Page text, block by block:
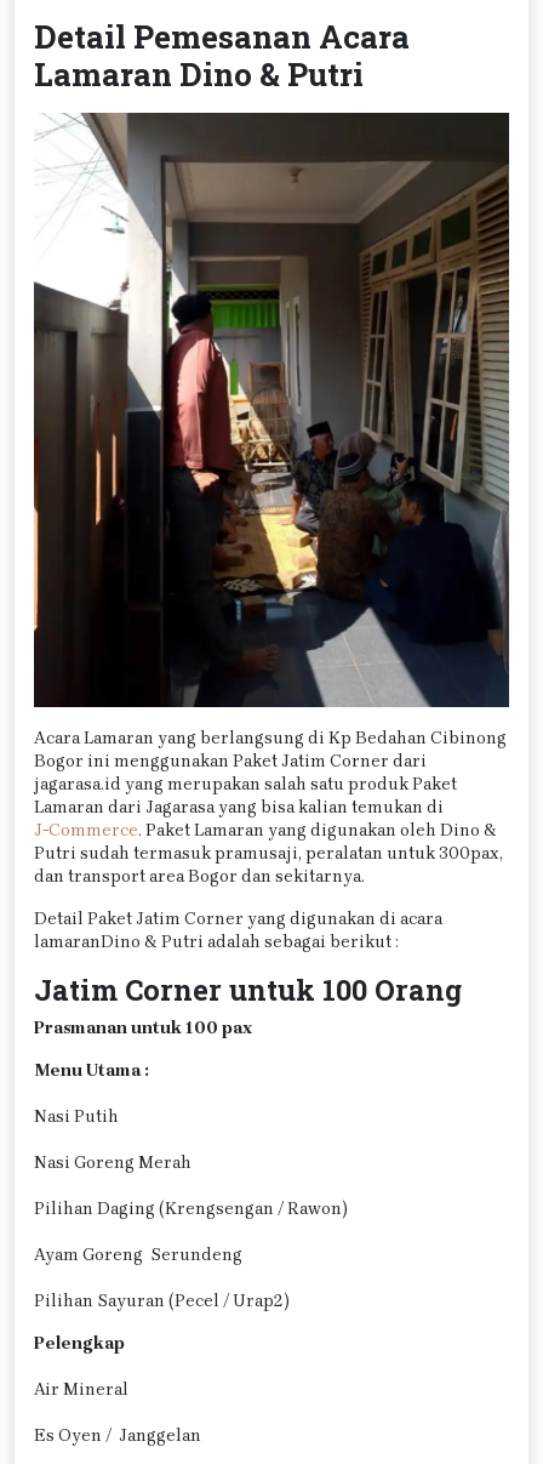
Detail Pemesanan Acara
Lamaran Dino & Putri
Acara Lamaran yang berlangsung di Kp Bedahan Cibinong
Bogor ini menggunakan Paket Jatim Corner dari
jagarasa.id yang merupakan salah satu produk Paket
Lamaran dari Jagarasa yang bisa kalian temukan di
J-Commerce. Paket Lamaran yang digunakan oleh Dino &
Putri sudah termasuk pramusaji, peralatan untuk 300pax,
dan transport area Bogor dan sekitarnya.
Detail Paket Jatim Corner yang digunakan di acara
lamaranDino & Putri adalah sebagai berikut :
Jatim Corner untuk 100 Orang
Prasmanan untuk 100 pax
Menu Utama :
Nasi Putih
Nasi Goreng Merah
Pilihan Daging (Krengsengan / Rawon)
Ayam Goreng Serundeng
Pilihan Sayuran (Pecel / Urap2)
Pelengkap
Air Mineral
Es Oyen / Janggelan